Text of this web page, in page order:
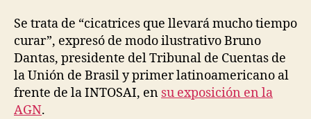
Se trata de “cicatrices que llevará mucho tiempo
curar”, expresó de modo ilustrativo Bruno
Dantas, presidente del Tribunal de Cuentas de
la Unión de Brasil y primer latinoamericano al
frente de la INTOSAI, en su exposición en la
AGN.